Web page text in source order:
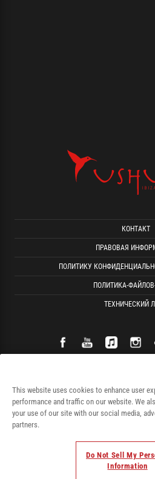
КОНТАКТ
ПРАВОВАЯ
ПОЛИТИКУ
ПОЛИТИКА-ФАЙЛОВ-
ТЕХНИЧЕСКИЙ
This website uses cookies to enhance user
performance and traffic on our website. We
your use of our site with our social media,
partners.
Do Not Sell My
Information